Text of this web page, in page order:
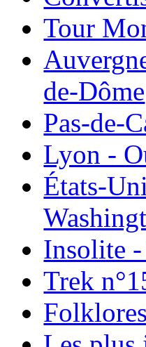
Tour
de-Dôme
Pas-de-
Lyon -
États-
Insolite -
Trek